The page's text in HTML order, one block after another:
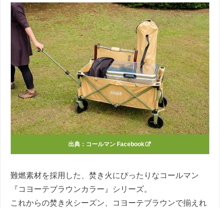
出典： コールマン Facebook
難燃素材を採用した、焚き火にぴったりなコールマン
『コヨーテブラウンカラー』シリーズ。
これからの焚き火シーズン、コヨーテブラウンで揃えれ